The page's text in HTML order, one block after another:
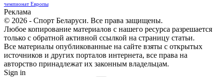
чемпионат Европы
Реклама
© 2026 - Спорт Беларуси. Все права защищены.
Любое копирование материалов с нашего ресурса разрешается
только с обратной активной ссылкой на страницу статьи.
Все материалы опубликованные на сайте взяты с открытых
источников и других порталов интернета, все права на
авторство принадлежат их законным владельцам.
Sign in